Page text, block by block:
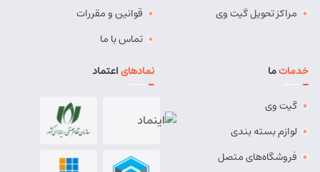
مراکز تحویل گیت وی
قوانین و مقررات
تماس با ما
خدماتما
گیت وی
لوازم بسته بندی
فروشگاه‌های متصل
نمادهایاعتماد